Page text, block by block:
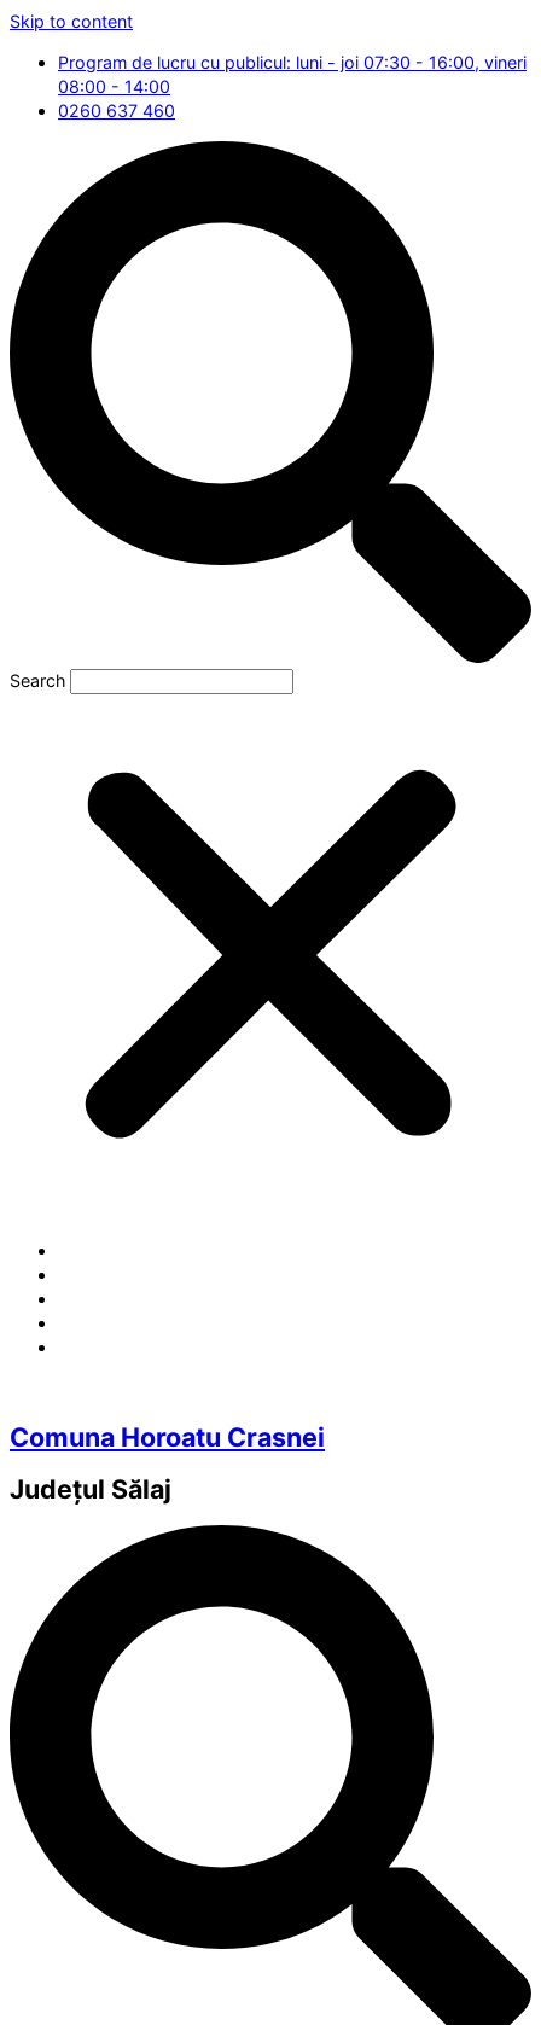
Skip to content
Program de lucru cu publicul: luni - joi 07:30 - 16:00, vineri
08:00 - 14:00
0260 637 460
Search
Comuna Horoatu Crasnei
Județul Sălaj